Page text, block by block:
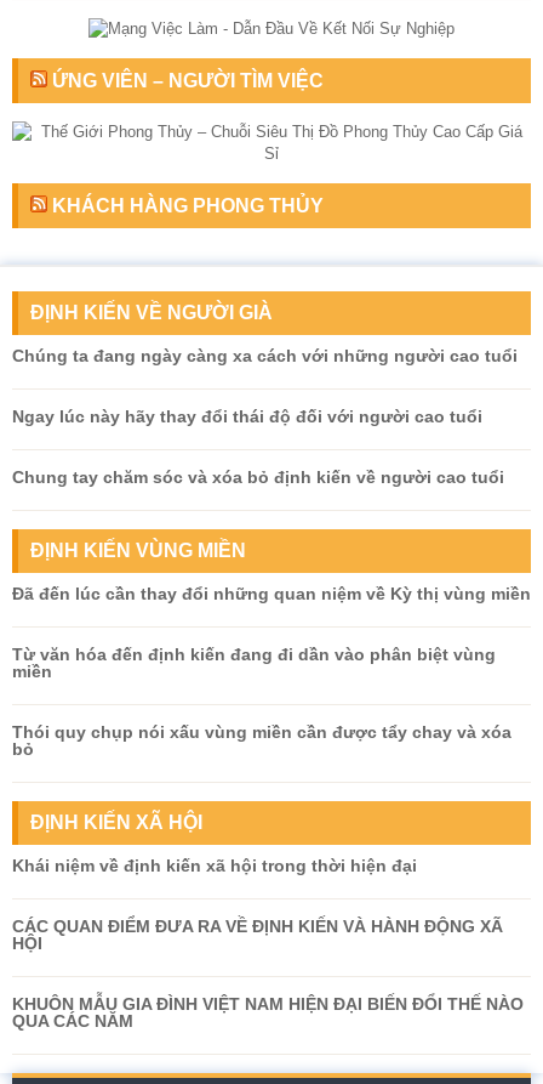
ỨNG VIÊN – NGƯỜI TÌM VIỆC
KHÁCH HÀNG PHONG THỦY
ĐỊNH KIẾN VỀ NGƯỜI GIÀ
Chúng ta đang ngày càng xa cách với những người cao tuổi
Ngay lúc này hãy thay đổi thái độ đối với người cao tuổi
Chung tay chăm sóc và xóa bỏ định kiến về người cao tuổi
ĐỊNH KIẾN VÙNG MIỀN
Đã đến lúc cần thay đổi những quan niệm về Kỳ thị vùng miền
Từ văn hóa đến định kiến đang đi dần vào phân biệt vùng
miền
Thói quy chụp nói xấu vùng miền cần được tẩy chay và xóa
bỏ
ĐỊNH KIẾN XÃ HỘI
Khái niệm về định kiến xã hội trong thời hiện đại
CÁC QUAN ĐIỂM ĐƯA RA VỀ ĐỊNH KIẾN VÀ HÀNH ĐỘNG XÃ
HỘI
KHUÔN MẪU GIA ĐÌNH VIỆT NAM HIỆN ĐẠI BIẾN ĐỔI THẾ NÀO
QUA CÁC NĂM